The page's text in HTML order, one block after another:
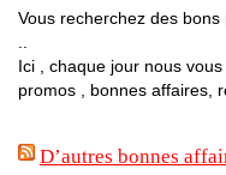
Vous recherchez des
Ici , chaque jour nous
promos , bonnes affaires,
D’autres bonnes